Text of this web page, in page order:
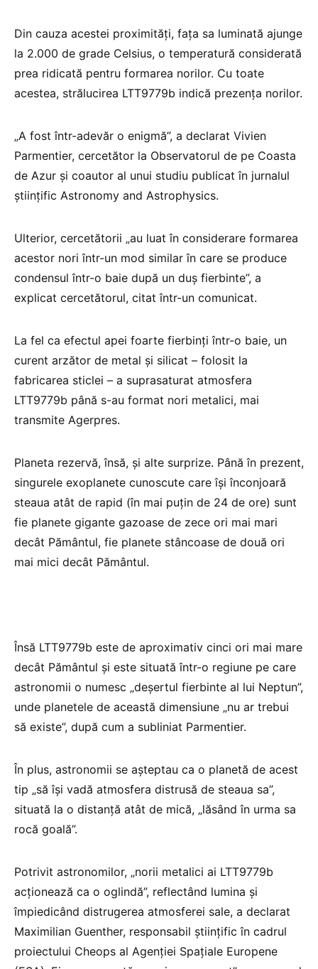
Din cauza acestei proximităţi, faţa sa luminată ajunge
la 2.000 de grade Celsius, o temperatură considerată
prea ridicată pentru formarea norilor. Cu toate
acestea, strălucirea LTT9779b indică prezenţa norilor.
„A fost într-adevăr o enigmă”, a declarat Vivien
Parmentier, cercetător la Observatorul de pe Coasta
de Azur şi coautor al unui studiu publicat în jurnalul
ştiinţific Astronomy and Astrophysics.
Ulterior, cercetătorii „au luat în considerare formarea
acestor nori într-un mod similar în care se produce
condensul într-o baie după un duş fierbinte”, a
explicat cercetătorul, citat într-un comunicat.
La fel ca efectul apei foarte fierbinţi într-o baie, un
curent arzător de metal şi silicat – folosit la
fabricarea sticlei – a suprasaturat atmosfera
LTT9779b până s-au format nori metalici, mai
transmite Agerpres.
Planeta rezervă, însă, şi alte surprize. Până în prezent,
singurele exoplanete cunoscute care îşi înconjoară
steaua atât de rapid (în mai puţin de 24 de ore) sunt
fie planete gigante gazoase de zece ori mai mari
decât Pământul, fie planete stâncoase de două ori
mai mici decât Pământul.
Însă LTT9779b este de aproximativ cinci ori mai mare
decât Pământul şi este situată într-o regiune pe care
astronomii o numesc „deşertul fierbinte al lui Neptun”,
unde planetele de această dimensiune „nu ar trebui
să existe”, după cum a subliniat Parmentier.
În plus, astronomii se aşteptau ca o planetă de acest
tip „să îşi vadă atmosfera distrusă de steaua sa”,
situată la o distanţă atât de mică, „lăsând în urma sa
rocă goală”.
Potrivit astronomilor, „norii metalici ai LTT9779b
acţionează ca o oglindă”, reflectând lumina şi
împiedicând distrugerea atmosferei sale, a declarat
Maximilian Guenther, responsabil ştiinţific în cadrul
proiectului Cheops al Agenţiei Spaţiale Europene